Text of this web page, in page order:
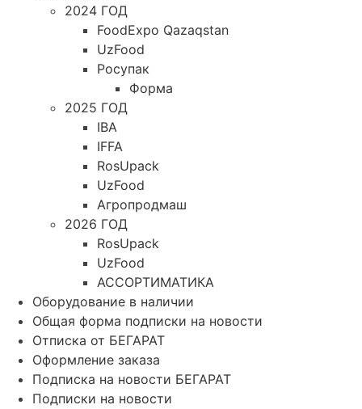
2024 ГОД
FoodExpo Qazaqstan
UzFood
Росупак
Форма
2025 ГОД
IBA
IFFA
RosUpack
UzFood
Агропродмаш
2026 ГОД
RosUpack
UzFood
АССОРТИМАТИКА
Оборудование в наличии
Общая форма подписки на новости
Отписка от БЕГАРАТ
Оформление заказа
Подписка на новости БЕГАРАТ
Подписки на новости